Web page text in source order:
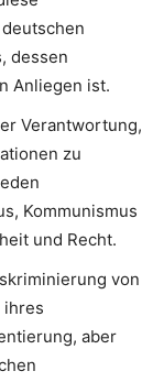
dessen
Anliegen ist.
Verantwortung,
zu
Kommunismus
und Recht.
von
ihres
aber